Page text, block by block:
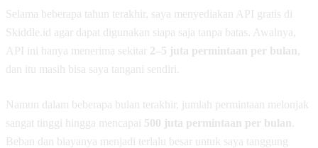
Selama beberapa tahun terakhir, saya menyediakan API gratis di
Skiddle.id agar dapat digunakan siapa saja tanpa batas. Awalnya,
API ini hanya menerima sekitar 2–5 juta permintaan per bulan
dan itu masih bisa saya tangani sendiri.
Namun dalam beberapa bulan terakhir, jumlah permintaan melonjak
sangat tinggi hingga mencapai 500 juta permintaan per bulan
Beban dan biayanya menjadi terlalu besar untuk saya tanggung